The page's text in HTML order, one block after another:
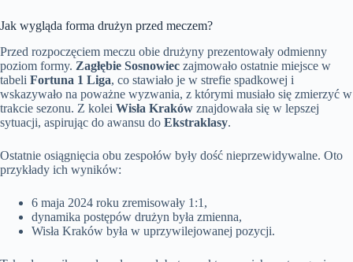
Jak wygląda forma drużyn przed meczem?
Przed rozpoczęciem meczu obie drużyny prezentowały odmienny
poziom formy. Zagłębie Sosnowiec zajmowało ostatnie miejsce w
tabeli Fortuna 1 Liga, co stawiało je w strefie spadkowej i
wskazywało na poważne wyzwania, z którymi musiało się zmierzyć w
trakcie sezonu. Z kolei Wisła Kraków znajdowała się w lepszej
sytuacji, aspirując do awansu do Ekstraklasy.
Ostatnie osiągnięcia obu zespołów były dość nieprzewidywalne. Oto
przykłady ich wyników:
6 maja 2024 roku zremisowały 1:1,
dynamika postępów drużyn była zmienna,
Wisła Kraków była w uprzywilejowanej pozycji.